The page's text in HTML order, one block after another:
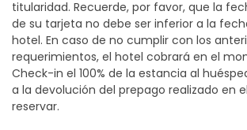
titularidad. Recuerde, por favor, que la
de su tarjeta no debe ser inferior a la
hotel. En caso de no cumplir con los
requerimientos, el hotel cobrará en el
Check-in el 100% de la estancia al
a la devolución del prepago realizado en
reservar.